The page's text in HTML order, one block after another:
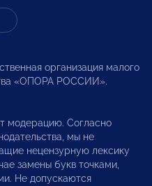
организация малого
«ОПОРА РОССИИ».
модерацию. Согласно
мы не
нецензурную лексику
замены букв точками,
Не допускаются